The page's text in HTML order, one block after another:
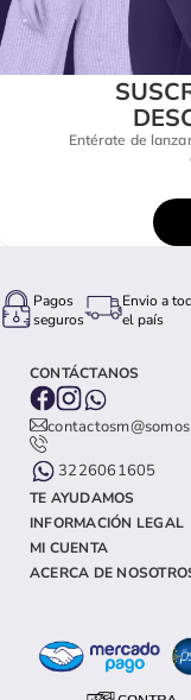
Entérate de
Pagos
seguros
Envio a
el país
CONTÁCTANOS
3226061605
TE AYUDAMOS
INFORMACIÓN LEGAL
MI CUENTA
ACERCA DE